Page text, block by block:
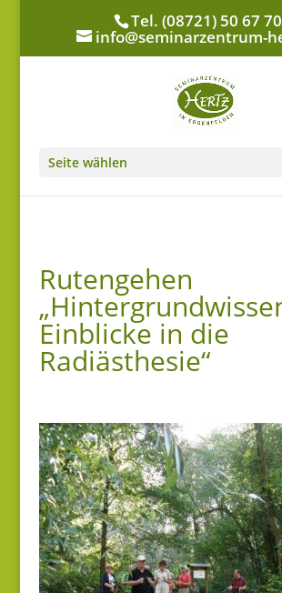
Tel. (08721) 50 67 70
info@seminarzentrum-
Seite wählen
Rutengehen
Einblicke in die
Radiästhesie“